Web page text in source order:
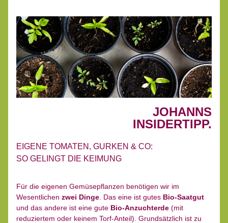
JOHANNS
INSIDERTIPP.
EIGENE TOMATEN, GURKEN & CO:
SO GELINGT DIE KEIMUNG
Für die eigenen Gemüsepflanzen benötigen wir im
Wesentlichen zwei Dinge . Das eine ist gutes Bio-Saatgut
und das andere ist eine gute Bio-Anzuchterde (mit
reduziertem oder keinem Torf-Anteil). Grundsätzlich ist zu